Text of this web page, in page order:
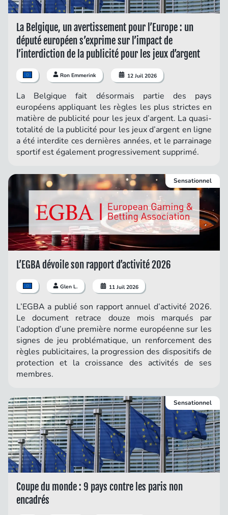
La Belgique, un avertissement pour l’Europe : un
député européen s’exprime sur l’impact de
l’interdiction de la publicité pour les jeux d’argent
Ron Emmerink 12 Juil 2026
La Belgique fait désormais partie des pays
européens appliquant les règles les plus strictes en
matière de publicité pour les jeux d’argent. La quasi-
totalité de la publicité pour les jeux d’argent en ligne
a été interdite ces dernières années, et le parrainage
sportif est également progressivement supprimé.
L’EGBA dévoile son rapport d’activité 2026
Glen L. 11 Juil 2026
L’EGBA a publié son rapport annuel d’activité 2026.
Le document retrace douze mois marqués par
l’adoption d’une première norme européenne sur les
signes de jeu problématique, un renforcement des
règles publicitaires, la progression des dispositifs de
protection et la croissance des activités de ses
membres.
Sensationnel
Coupe du monde : 9 pays contre les paris non
encadrés
Sensationnel